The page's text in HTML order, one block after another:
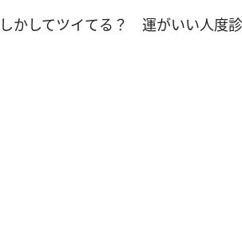
かしてツイてる？ 運がいい人度